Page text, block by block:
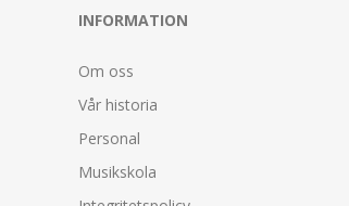
INFORMATION
Om oss
Vår historia
Personal
Musikskola